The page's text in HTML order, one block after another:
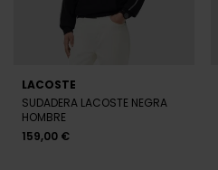
LACOSTE
SUDADERA LACOSTE NEGRA
HOMBRE
159,00 €